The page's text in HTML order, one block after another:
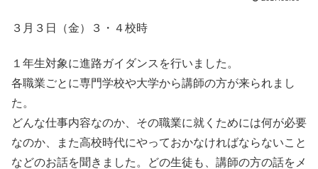
３月３日（金）３・４校時
１年生対象に進路ガイダンスを行いました。
各職業ごとに専門学校や大学から講師の方が来られまし
た。
どんな仕事内容なのか、その職業に就くためには何が必要
なのか、また高校時代にやっておかなければならないこと
などのお話を聞きました。どの生徒も、講師の方の話をメ